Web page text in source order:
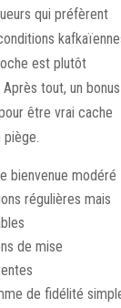
qui préfèrent
est plutôt
Après tout, un bonus
être vrai cache
piège.
bienvenue modéré
régulières mais
de mise
de fidélité